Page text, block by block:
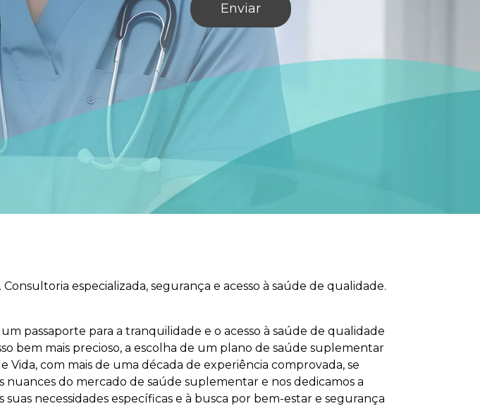
especializada, segurança e acesso à saúde de qualidade.
passaporte para a tranquilidade e o acesso à saúde de qualidade
bem mais precioso, a escolha de um plano de saúde suplementar
Vida, com mais de uma década de experiência comprovada, se
do mercado de saúde suplementar e nos dedicamos a
necessidades específicas e à busca por bem-estar e segurança